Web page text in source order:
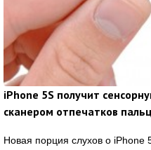
iPhone 5S получит
сканером отпечатков
Новая порция слухов о iPhone